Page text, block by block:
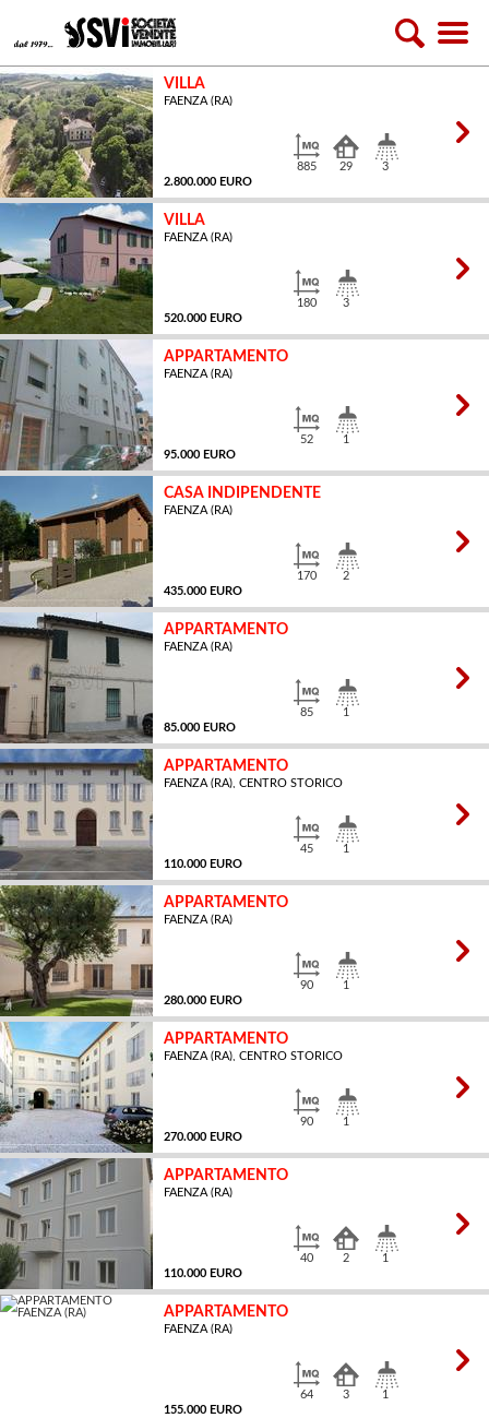
VILLA
FAENZA (RA)
2.800.000 EURO
885 29 3
VILLA
FAENZA (RA)
520.000 EURO
180 3
APPARTAMENTO
FAENZA (RA)
95.000 EURO
52 1
CASA INDIPENDENTE
FAENZA (RA)
435.000 EURO
170 2
APPARTAMENTO
FAENZA (RA)
85.000 EURO
85 1
APPARTAMENTO
FAENZA (RA), CENTRO STORICO
110.000 EURO
45 1
APPARTAMENTO
FAENZA (RA)
280.000 EURO
90 1
APPARTAMENTO
FAENZA (RA), CENTRO STORICO
270.000 EURO
90 1
APPARTAMENTO
FAENZA (RA)
110.000 EURO
40 2 1
APPARTAMENTO
FAENZA (RA)
155.000 EURO
64 3 1